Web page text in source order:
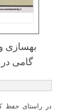
بهسازی
گامی